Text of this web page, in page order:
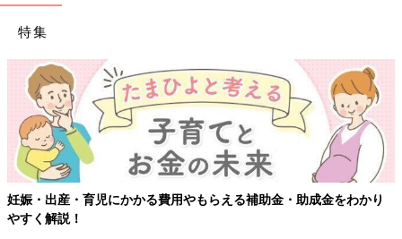
特集
娠・出産・育児にかかる費用やもらえる補助金・助成金をわかり
すく解説！